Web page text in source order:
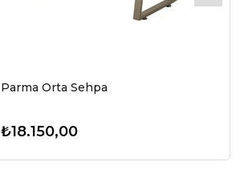
Parma Orta Sehpa
₺18.150,00